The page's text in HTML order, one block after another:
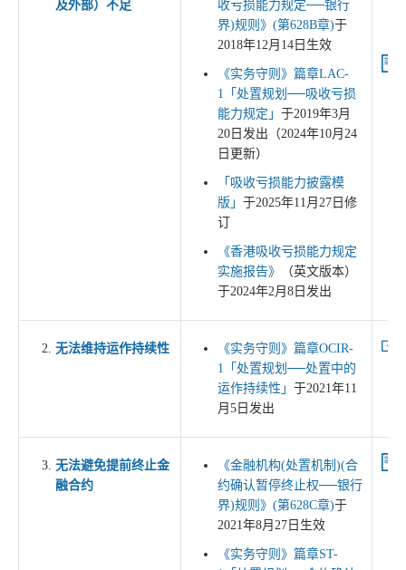
及外部） 不足
收亏损能力规定──银行
界)规则》(第628B章)于
2018年12月14日生效
《实务守则》篇章LAC-
1「处置规划──吸收亏损
能力规定」 于2019年3月
20日发出（2024年10月24
日更新）
「吸收亏损能力披露模
版」 于2025年11月27日修
订
《香港吸收亏损能力规定
实施报告》
（英文版本）
于2024年2月8日发出
无法维持运作持续性
《实务守则》篇章OCIR-
1「处置规划──处置中的
运作持续性」 于2021年11
月5日发出
无法避免提前终止金
融合约
《金融机构(处置机制)(合
约确认暂停终止权──银行
界)规则》(第628C章)于
2021年8月27日生效
《实务守则》篇章ST-